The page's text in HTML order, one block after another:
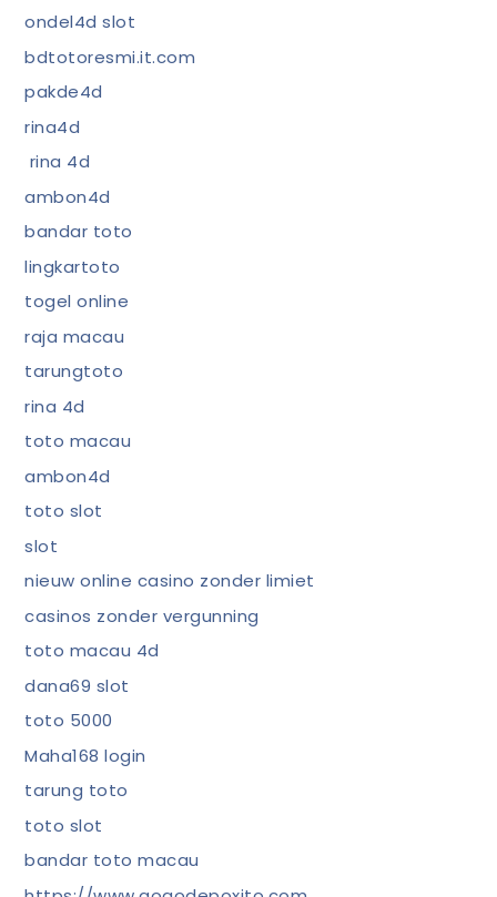
ondel4d slot
bdtotoresmi.it.com
pakde4d
rina4d
rina 4d
ambon4d
bandar toto
lingkartoto
togel online
raja macau
tarungtoto
rina 4d
toto macau
ambon4d
toto slot
slot
nieuw online casino zonder limiet
casinos zonder vergunning
toto macau 4d
dana69 slot
toto 5000
Maha168 login
tarung toto
toto slot
bandar toto macau